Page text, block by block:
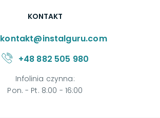
KONTAKT
kontakt@instalguru.com
+48 882 505 980
Infolinia czynna:
Pon. - Pt. 8:00 - 16:00